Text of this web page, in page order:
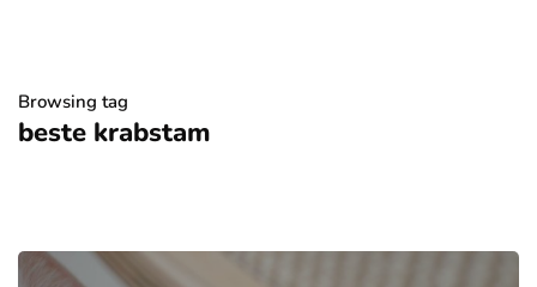
Browsing tag
beste krabstam